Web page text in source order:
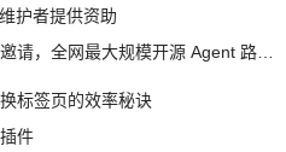
护者提供资助
标签页的效率秘诀
件